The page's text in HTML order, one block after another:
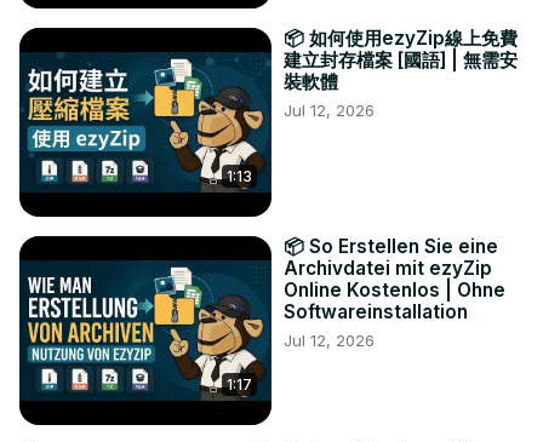
1:13
📦 如何使用ezyZip線上免費
建立封存檔案 [國語] | 無需安
裝軟體
Jul 12, 2026
1:17
📦 So Erstellen Sie eine
Archivdatei mit ezyZip
Online Kostenlos | Ohne
Softwareinstallation
Jul 12, 2026